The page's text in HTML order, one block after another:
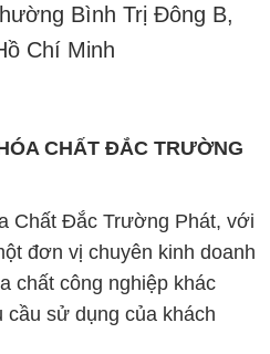
Bình Trị Đông B,
Chí Minh
CHẤT ĐẮC TRƯỜNG
Chất Đắc Trường Phát, với
đơn vị chuyên kinh doanh
chất công nghiệp khác
cầu sử dụng của khách